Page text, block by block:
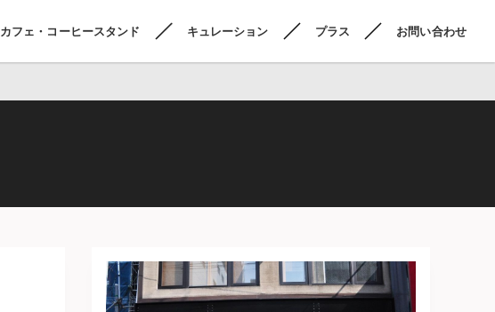
カフェ・コーヒースタンド キュレーション プラス お問い合わせ